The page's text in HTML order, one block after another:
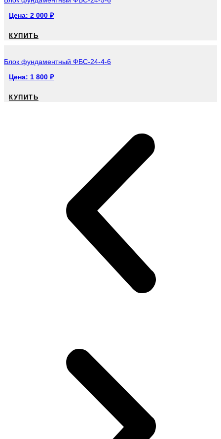
Цена: 2 000 ₽
КУПИТЬ
Блок фундаментный ФБС-24-4-6
Цена: 1 800 ₽
КУПИТЬ